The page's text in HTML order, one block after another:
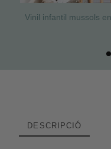
DESCRIPCIÓ